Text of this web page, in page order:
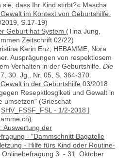
dass Ihr Kind stirbt?« Mascha
im Kontext von Geburtshilfe.
S.17-19)
Geburt hat System (Tina Jung,
Zeitschrift 02/22)
Karin Enz; HEBAMME, Nora
Ausprägungen von respektlosem
Verhalten in der Geburtshilfe. Die
30. Jg., Nr. 05, S. 364-370.
Gewalt in der Geburtshilfe 03/2018
Resepktlosgiketi und Gewalt in
umsetzen" (Grieschat
SHV_FSSF_FSL - 1/2-2018 |
Auswertung der
- "Dammschnitt Bagatelle
- Hilfe fürs Kind oder Routine-
Onlinebefragung 3. - 31. Oktober